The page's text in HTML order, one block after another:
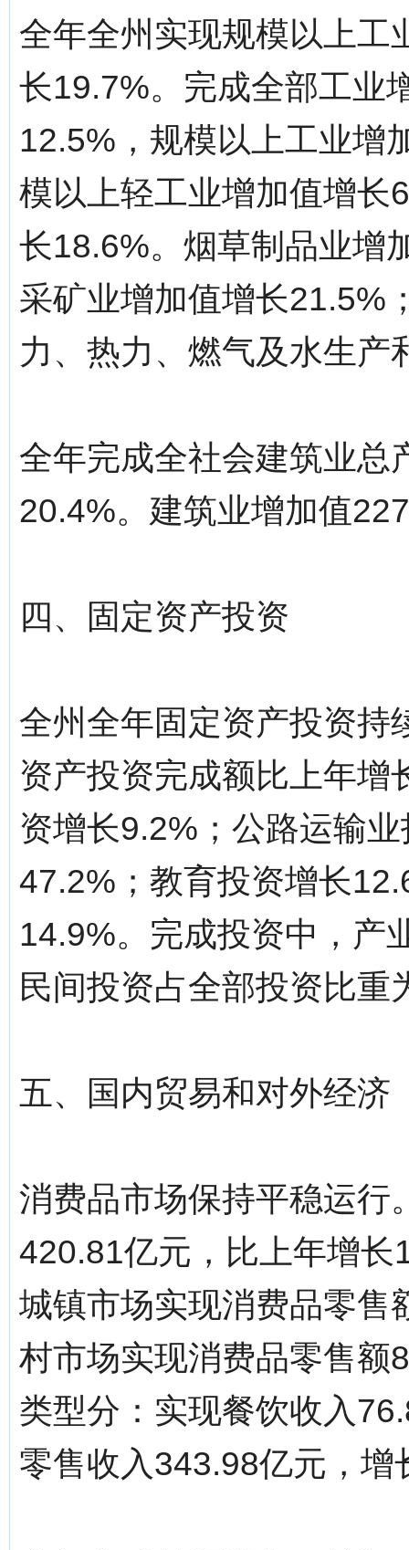
全年全州实现规模以上工
长19.7%。完成全部工业
12.5%，规模以上工业增
模以上轻工业增加值增长
长18.6%。烟草制品业增
采矿业增加值增长21.5%
力、热力、燃气及水生产
全年完成全社会建筑业总
20.4%。建筑业增加值
四、固定资产投资
全州全年固定资产投资持
资产投资完成额比上年增
资增长9.2%；公路运输
47.2%；教育投资增长
14.9%。完成投资中，产
民间投资占全部投资比重
五、国内贸易和对外经济
消费品市场保持平稳运行
420.81亿元，比上年增
城镇市场实现消费品零售
村市场实现消费品零售额
类型分：实现餐饮收入
零售收入343.98亿元，增